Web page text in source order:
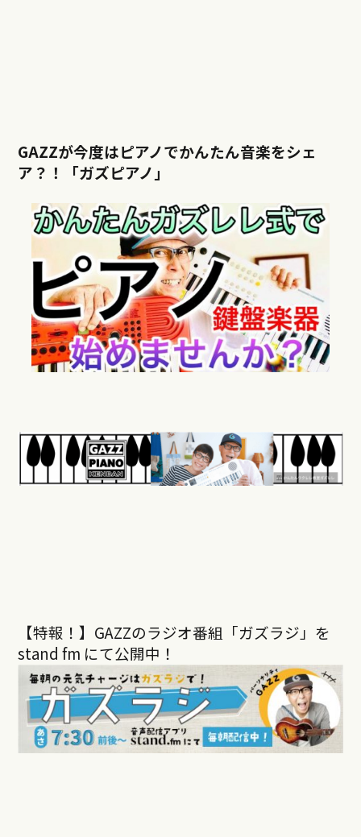
GAZZが今度はピアノでかんたん音楽をシェ
ア？！「ガズピアノ」
【特報！】GAZZのラジオ番組「ガズラジ」を
stand fm にて公開中！